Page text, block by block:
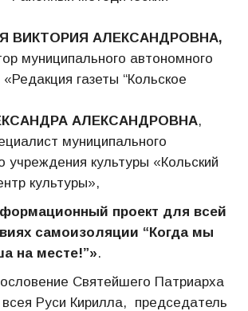
ВИКТОРИЯ АЛЕКСАНДРОВНА,
муниципального автономного
газеты “Кольское
АЛЕКСАНДРОВНА,
муниципального
учреждения культуры «Кольский
культуры»,
проект для всей
самоизоляции “Когда мы
на месте!”».
Святейшего Патриарха
всея Руси Кирилла, председатель